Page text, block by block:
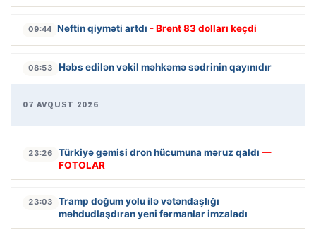
09:44 Neftin qiyməti artdı - Brent 83 dolları keçdi
08:53 Həbs edilən vəkil məhkəmə sədrinin qayınıdır
07 AVQUST 2026
23:26 Türkiyə gəmisi dron hücumuna məruz qaldı —
FOTOLAR
23:03
Tramp doğum yolu ilə vətəndaşlığı
məhdudlaşdıran yeni fərmanlar imzaladı